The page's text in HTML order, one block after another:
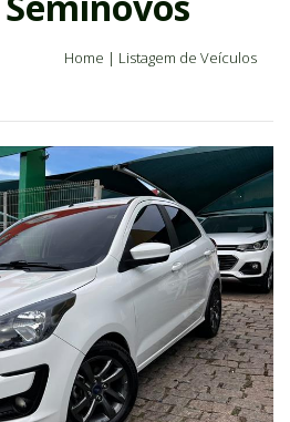
Home | Listagem de Veículos